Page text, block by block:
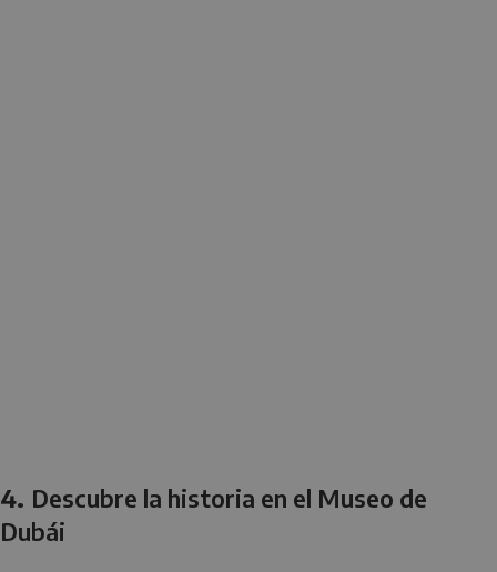
4. Descubre la historia en el Museo de
Dubái